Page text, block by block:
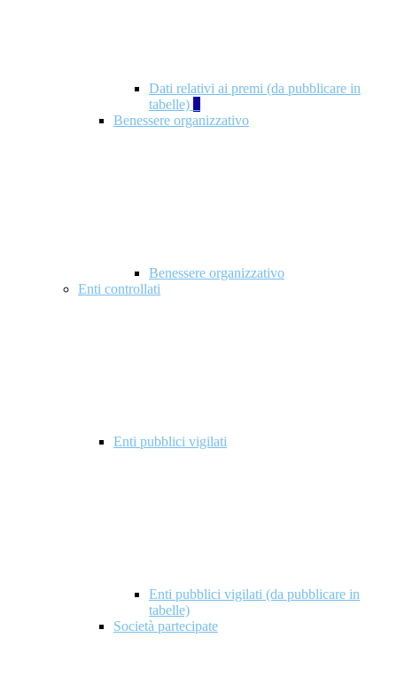
Dati relativi ai premi (da pubblicare in
tabelle) 5
Benessere organizzativo
Benessere organizzativo
Enti controllati
Enti pubblici vigilati
Enti pubblici vigilati (da pubblicare in
tabelle)
Società partecipate